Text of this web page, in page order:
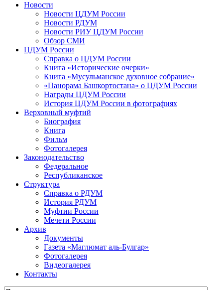
Новости
Новости ЦДУМ России
Новости РДУМ
Новости РИУ ЦДУМ России
Обзор СМИ
ЦДУМ России
Справка о ЦДУМ России
Книга «Исторические очерки»
Книга «Мусульманское духовное собрание»
«Панорама Башкортостана» о ЦДУМ России
Награды ЦДУМ России
История ЦДУМ России в фотографиях
Верховный муфтий
Биография
Книга
Фильм
Фотогалерея
Законодательство
Федеральное
Республиканское
Структура
Справка о РДУМ
История РДУМ
Муфтии России
Мечети России
Архив
Документы
Газета «Маглюмат аль-Булгар»
Фотогалерея
Видеогалерея
Контакты